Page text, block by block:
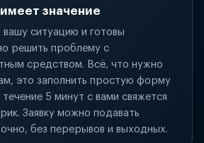
значение
вашу ситуацию и готовы
решить проблему с
средством. Всё, что нужно
это заполнить простую форму
течение 5 минут с вами свяжется
Заявку можно подавать
без перерывов и выходных.